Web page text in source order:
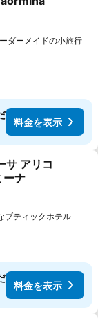
加
ダーメイドの小旅行料
料金を表示
加
サ アリコ
ーナ
ブティックホテル料金
料金を表示